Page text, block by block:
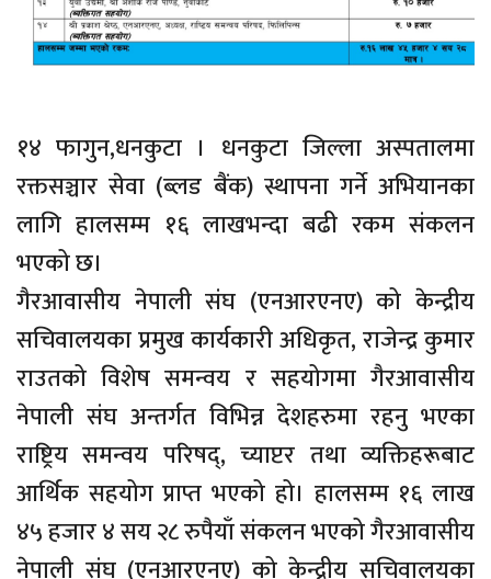
१४ फागुन,धनकुटा । धनकुटा जिल्ला अस्पतालमा
रक्तसञ्चार सेवा (ब्लड बैंक) स्थापना गर्ने अभियानका
लागि हालसम्म १६ लाखभन्दा बढी रकम संकलन
भएको छ।
गैरआवासीय नेपाली संघ (एनआरएनए) को केन्द्रीय
सचिवालयका प्रमुख कार्यकारी अधिकृत, राजेन्द्र कुमार
राउतको विशेष समन्वय र सहयोगमा गैरआवासीय
नेपाली संघ अन्तर्गत विभिन्न देशहरुमा रहनु भएका
राष्ट्रिय समन्वय परिषद्, च्याप्टर तथा व्यक्तिहरूबाट
आर्थिक सहयोग प्राप्त भएको हो। हालसम्म १६ लाख
४५ हजार ४ सय २८ रुपैयाँ संकलन भएको गैरआवासीय
नेपाली संघ (एनआरएनए) को केन्द्रीय सचिवालयका